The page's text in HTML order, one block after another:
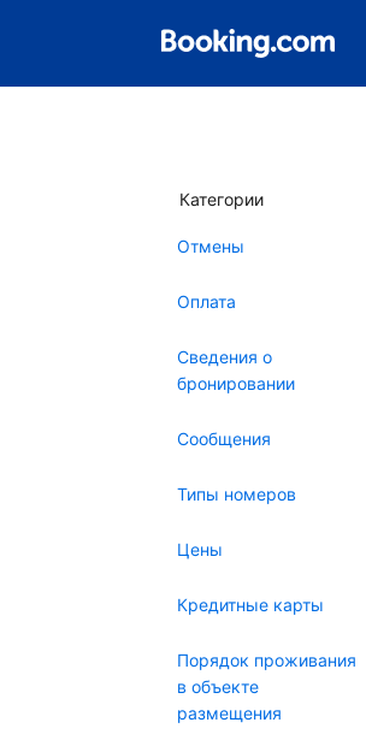
Категории
Отмены
Оплата
Сведения о
бронировании
Сообщения
Типы номеров
Цены
Кредитные карты
Порядок проживания
в объекте
размещения